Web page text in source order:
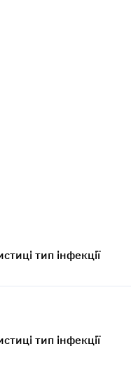
тип інфекції
тип інфекції